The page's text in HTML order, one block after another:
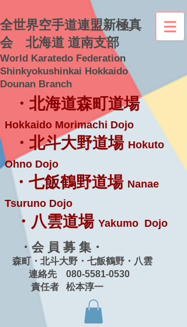
全世界空手道連盟新極真
会 北海道 道南支部
World Karatedo Federation
Shinkyokushinkai Hokkaido
Dounan Branch
・北海道森町道場
Hokkaido Morimachi Dojo
・北斗大野道場 Hokuto
Ohno Dojo
・七飯鶴野道場 Nanae
Tsuruno Dojo
・八雲道場 Yakumo Dojo
・会 員 募 集・
森町・北斗大野・七飯鶴野・八雲
連絡先 080-5581-0530
責任者 松本淳一